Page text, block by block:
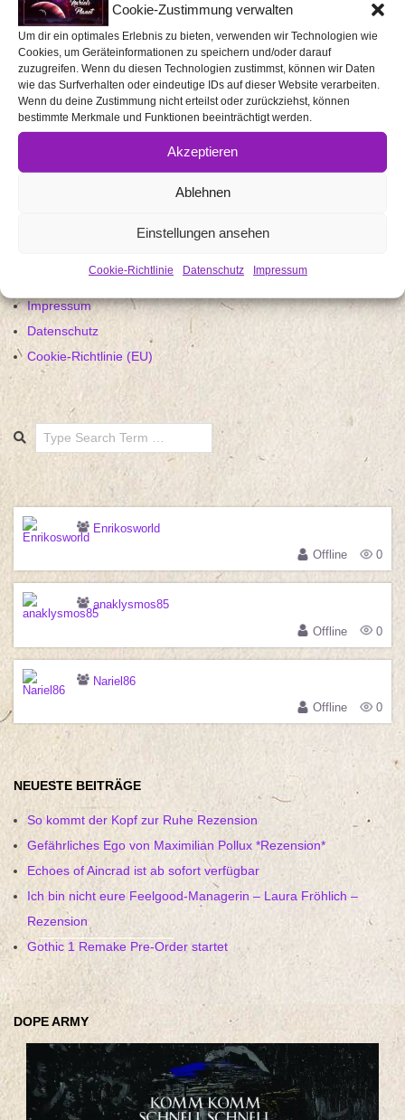
Cookie-Zustimmung verwalten
Um dir ein optimales Erlebnis zu bieten, verwenden wir Technologien wie
Cookies, um Geräteinformationen zu speichern und/oder darauf
zuzugreifen. Wenn du diesen Technologien zustimmst, können wir Daten
wie das Surfverhalten oder eindeutige IDs auf dieser Website verarbeiten.
Wenn du deine Zustimmung nicht erteilst oder zurückziehst, können
bestimmte Merkmale und Funktionen beeinträchtigt werden.
Akzeptieren
Ablehnen
Einstellungen ansehen
Cookie-Richtlinie Datenschutz Impressum
Startseite
Über mich / uns
Events
Produkttests
Impressum
Datenschutz
Cookie-Richtlinie (EU)
Search
Enrikosworld
Offline
0
anaklysmos85
Offline
0
Nariel86
Offline
0
NEUESTE BEITRÄGE
So kommt der Kopf zur Ruhe Rezension
Gefährliches Ego von Maximilian Pollux *Rezension*
Echoes of Aincrad ist ab sofort verfügbar
Ich bin nicht eure Feelgood-Managerin – Laura Fröhlich –
Rezension
Gothic 1 Remake Pre-Order startet
DOPE ARMY